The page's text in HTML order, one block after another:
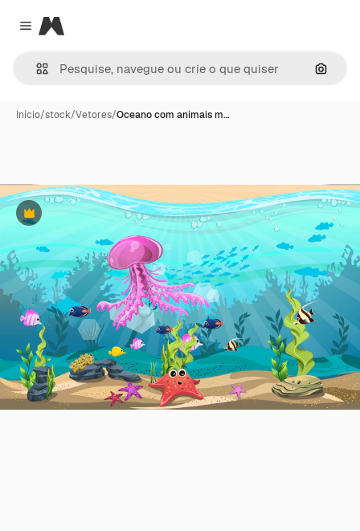
Close menu
Magnific
Início/stock/Vetores/Oceano com animais m…
Premium